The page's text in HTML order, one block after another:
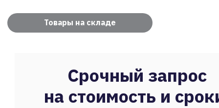
Товары на складе
Срочный запрос
на стоимость и